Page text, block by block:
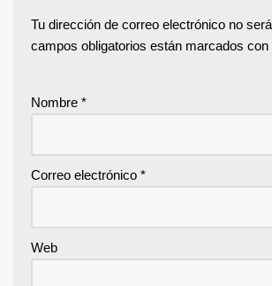
Tu dirección de correo electrónico no
campos obligatorios están marcados con
Nombre *
Correo electrónico *
Web